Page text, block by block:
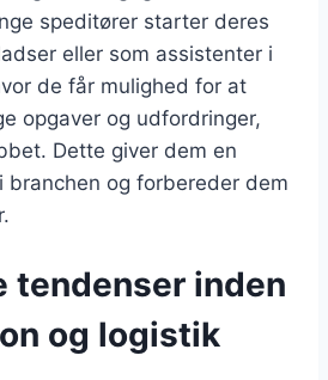
speditører starter deres
eller som assistenter i
de får mulighed for at
opgaver og udfordringer,
Dette giver dem en
og forbereder dem
tendenser inden
og logistik